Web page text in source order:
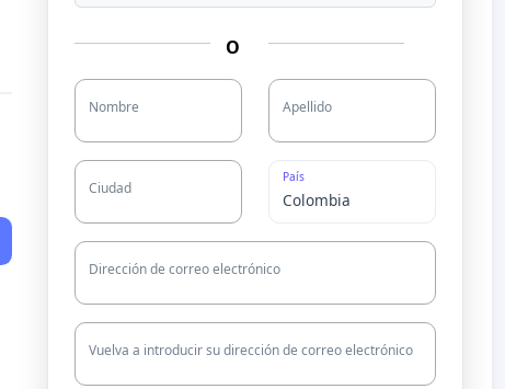
O
Nombre Apellido
Ciudad
País
Dirección de correo electrónico
Vuelva a introducir su dirección de correo electrónico